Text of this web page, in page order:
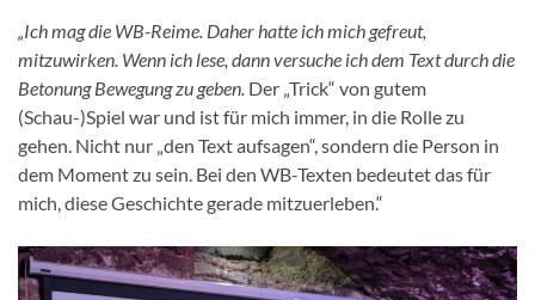
„Ich mag die WB-Reime. Daher hatte ich mich gefreut,
mitzuwirken. Wenn ich lese, dann versuche ich dem Text durch die
Betonung Bewegung zu geben. Der „Trick“ von gutem
(Schau-)Spiel war und ist für mich immer, in die Rolle zu
gehen. Nicht nur „den Text aufsagen“, sondern die Person in
dem Moment zu sein. Bei den WB-Texten bedeutet das für
mich, diese Geschichte gerade mitzuerleben.“